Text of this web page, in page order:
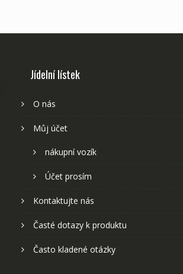
Jídelní lístek
O nás
Můj účet
nákupní vozík
Účet prosím
Kontaktujte nás
Časté dotazy k produktu
Často kladené otázky